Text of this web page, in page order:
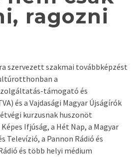
ragozni
szervezett szakmai továbbképzést
a
támogató és
és a Vajdasági Magyar Újságírók
kurzusnak huszonöt
Ifjúság, a Hét Nap, a Magyar
Televízió, a Pannon Rádió és
és több helyi médium